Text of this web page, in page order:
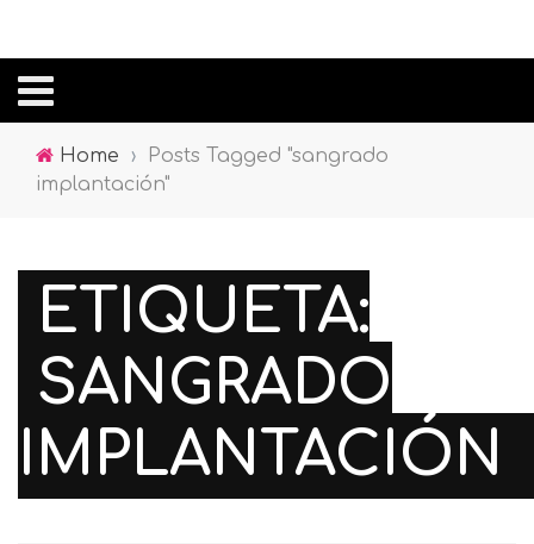
Home ›
Posts Tagged "sangrado
implantación"
ETIQUETA:
SANGRADO
IMPLANTACIÓN